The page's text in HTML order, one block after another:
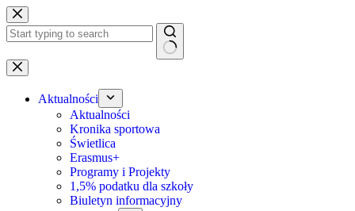
Przejdź
do
treści
Brak
wyników
Aktualności
Aktualności
Kronika sportowa
Świetlica
Erasmus+
Programy i Projekty
1,5% podatku dla szkoły
Biuletyn informacyjny